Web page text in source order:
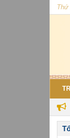
Thứ
đến năm 2030